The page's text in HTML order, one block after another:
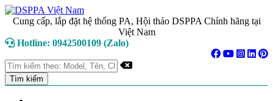
Cung cấp, lắp đặt hệ thống PA, Hội thảo DSPPA Chính hãng tại
Việt Nam
Hotline: 0942500109 (Zalo)